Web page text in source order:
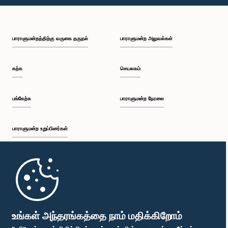
உங்கள் அந்தரங்கத்தை நாம் மதிக்கிறோம்
பி.ப. 1:09 - பி.ப. 1:25
பி.ப. 1:34 - பி.ப. 1:46
பி.ப. 1:53 - பி.ப. 2:05
பாராளுமன்றத்திற்கு வருகை தருதல்
கற்க
பங்கேற்க
பாராளுமன்ற உறுப்பினர்கள்
முதற்பக்கம்
பாராளுமன்ற அலுவல்கள்
செயலகம்
பாராளுமன்ற நேரலை
பாராளுமன்ற கையடக்க செயலி